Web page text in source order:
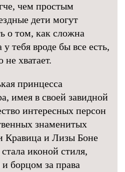
чем простым
дети могут
о том, как сложна
тебя вроде бы все есть,
не хватает.
принцесса
имея в своей завидной
интересных персон
знаменитых
Кравица и Лизы Боне
иконой стиля,
борцом за права